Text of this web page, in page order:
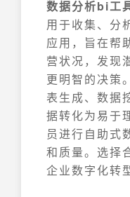
数据分析bi工
用于收集、分
应用，旨在帮
营状况，发现
更明智的决策
表生成、数据
据转化为易于
员进行自助式
和质量。选择
企业数字化转